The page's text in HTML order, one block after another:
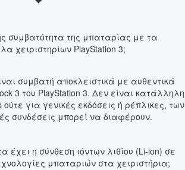
συμβατότητα της μπαταρίας με τα
χειριστηρίων PlayStation 3;
συμβατή αποκλειστικά με αυθεντικά
3 του PlayStation 3. Δεν είναι κατάλληλη
για γενικές εκδόσεις ή ρέπλικες, των
συνδέσεις μπορεί να διαφέρουν.
έχει η σύνθεση ιόντων λιθίου (Li-ion) σε
μπαταριών στα χειριστήρια;